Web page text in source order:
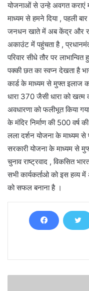
योजनाओं से उन्हे अवगत कराएं
माध्यम से हमने दिया , पहली
जनधन खाते में अब केंद्र और
अकाउंट में पहुंचता है ,
परिवार सीधे तौर पर
पक्की छत का स्वप्न देखता है
कार्ड के माध्यम से मुफ्त इलाज
धारा 370 जैसी धारा को
अवधारणा को फलीभूत किया
के मंदिर निर्माण की 500 वर्ष
लला दर्शन योजना के माध्यम
सरकारी योजना के माध्यम से
चुनाव राष्ट्रवाद , विकसित
सभी कार्यकर्ताओ को इस हव्य
को सफल बनाना है ।